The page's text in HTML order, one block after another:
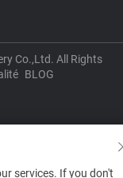
Co.,Ltd. All Rights
BLOG
services. If you don't